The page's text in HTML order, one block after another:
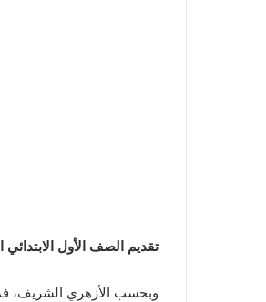
تقديم الصف الأول
وبحسب الأزهري الشريف،